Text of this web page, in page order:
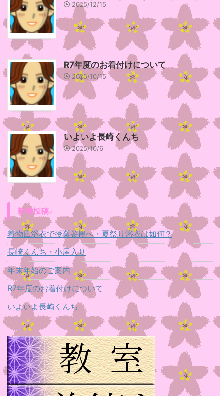
2025/12/15
R7年度のお着付けについて
2025/10/15
いよいよ長崎くんち
2025/10/6
新着投稿♪
着物風浴衣で授業参観へ・夏祭り浴衣は如何？
長崎くんち・小屋入り
年末年始のご案内
R7年度のお着付けについて
いよいよ長崎くんち